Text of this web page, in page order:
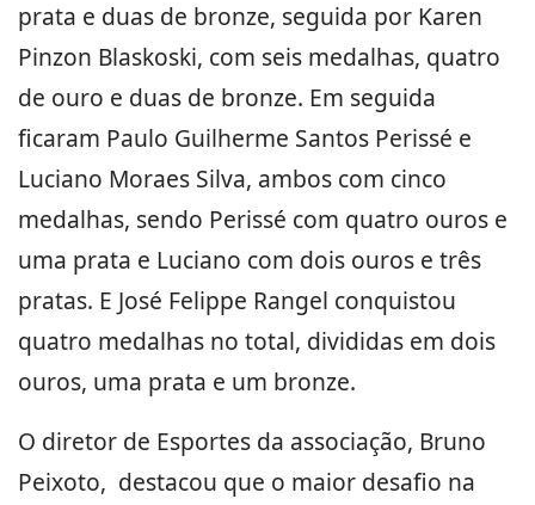
prata e duas de bronze, seguida por Karen
Pinzon Blaskoski, com seis medalhas, quatro
de ouro e duas de bronze. Em seguida
ficaram Paulo Guilherme Santos Perissé e
Luciano Moraes Silva, ambos com cinco
medalhas, sendo Perissé com quatro ouros e
uma prata e Luciano com dois ouros e três
pratas. E José Felippe Rangel conquistou
quatro medalhas no total, divididas em dois
ouros, uma prata e um bronze.
O diretor de Esportes da associação, Bruno
Peixoto, destacou que o maior desafio na